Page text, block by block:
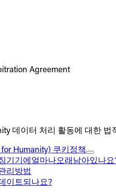
Agreement
데이터 처리 활동에 대한 법
Humanity) 쿠키정책
기기에얼마나오래남아있나요
리방법
이트되나요?